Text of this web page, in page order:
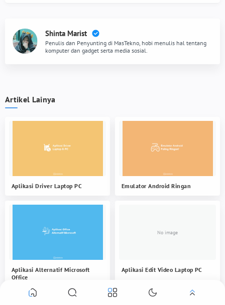
Shinta Marist
Penulis dan Penyunting di MasTekno, hobi menulis hal tentang
komputer dan gadget serta media sosial.
Artikel Lainya
Aplikasi Driver Laptop PC Emulator Android Ringan
Aplikasi Alternatif Microsoft
Office
Aplikasi Edit Video Laptop PC